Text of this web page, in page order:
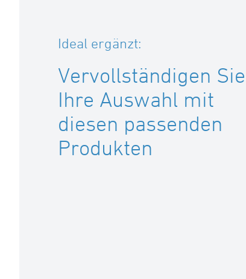
Ideal ergänzt:
Vervollständigen Sie
Ihre Auswahl mit
diesen passenden
Produkten